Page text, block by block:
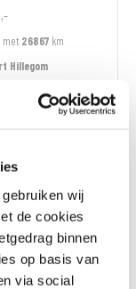
wij
de cookies
binnen
op basis van
via social
met 26867 km
Hillegom
Street Triple R 675